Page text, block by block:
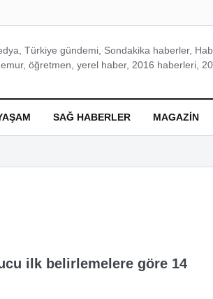
Türkiye gündemi, Sondakika haberler,
öğretmen, yerel haber, 2016 haberleri,
SAĞ HABERLER MAGAZIN
ilk belirlemelere göre 14